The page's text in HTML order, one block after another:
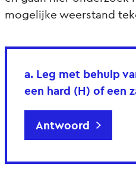
mogelijke weerstand
a. Leg met behulp
een hard (H) of een
Antwoord